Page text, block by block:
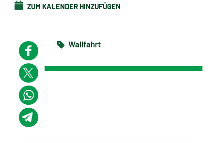
ZUM KALENDER HINZUFÜGEN
Wallfahrt